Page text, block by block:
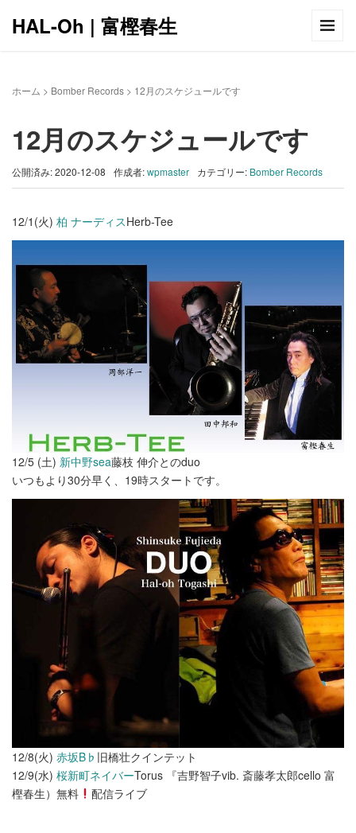
HAL-Oh | 富樫春生
ホーム > Bomber Records > 12月のスケジュールです
12月のスケジュールです
公開済み: 2020-12-08 作成者:wpmaster カテゴリー: Bomber Records
12/1(火) 柏 ナーディスHerb-Tee
12/5 (土) 新中野sea藤枝 伸介とのduo
いつもより30分早く、19時スタートです。
12/8(火) 赤坂B♭ 旧橋壮クインテット
12/9(水) 桜新町ネイバーTorus 『吉野智子vib. 斎藤孝太郎cello 富
樫春生）無料
配信ライブ